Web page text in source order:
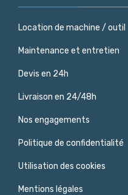
Location de machine / outil
Maintenance et entretien
Devis en 24h
Livraison en 24/48h
Nos engagements
Politique de confidentialité
Utilisation des cookies
Mentions légales